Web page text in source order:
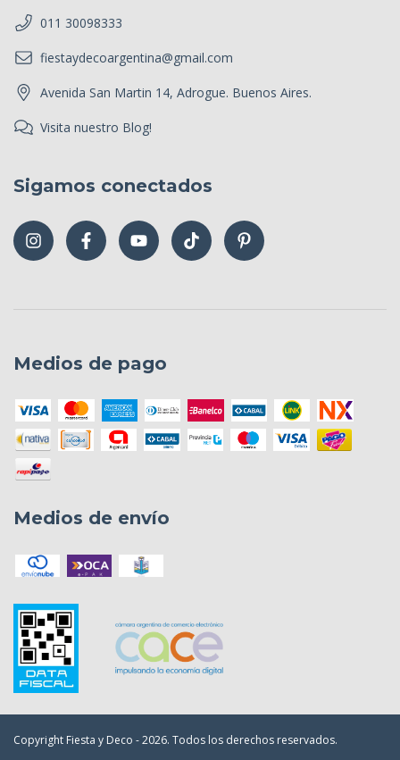
011 30098333
fiestaydecoargentina@gmail.com
Avenida San Martin 14, Adrogue. Buenos Aires.
Visita nuestro Blog!
Sigamos conectados
Medios de pago
Medios de envío
Copyright Fiesta y Deco - 2026. Todos los derechos reservados.